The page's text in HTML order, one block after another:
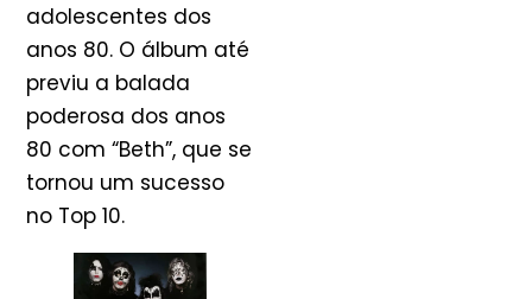
adolescentes dos
anos 80. O álbum até
previu a balada
poderosa dos anos
80 com “Beth”, que se
tornou um sucesso
no Top 10.